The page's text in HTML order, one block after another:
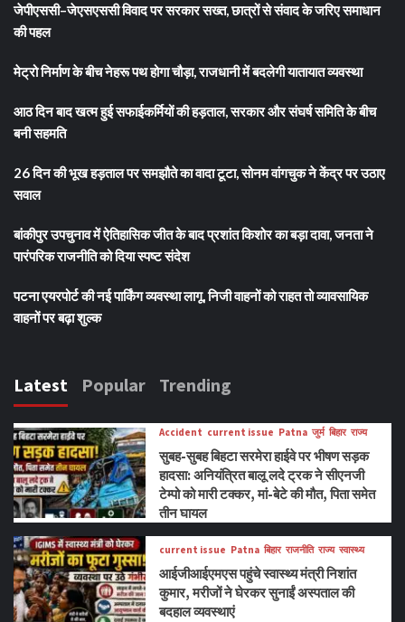
जेपीएससी–जेएसएससी विवाद पर सरकार सख्त, छात्रों से संवाद के जरिए समाधान
की पहल
मेट्रो निर्माण के बीच नेहरू पथ होगा चौड़ा, राजधानी में बदलेगी यातायात व्यवस्था
आठ दिन बाद खत्म हुई सफाईकर्मियों की हड़ताल, सरकार और संघर्ष समिति के बीच
बनी सहमति
26 दिन की भूख हड़ताल पर समझौते का वादा टूटा, सोनम वांगचुक ने केंद्र पर उठाए
सवाल
बांकीपुर उपचुनाव में ऐतिहासिक जीत के बाद प्रशांत किशोर का बड़ा दावा, जनता ने
पारंपरिक राजनीति को दिया स्पष्ट संदेश
पटना एयरपोर्ट की नई पार्किंग व्यवस्था लागू, निजी वाहनों को राहत तो व्यावसायिक
वाहनों पर बढ़ा शुल्क
Latest Popular Trending
Accident current issue Patna जुर्म बिहार राज्य
सुबह-सुबह बिहटा सरमेरा हाईवे पर भीषण सड़क
हादसा: अनियंत्रित बालू लदे ट्रक ने सीएनजी
टेम्पो को मारी टक्कर, मां-बेटे की मौत, पिता समेत
तीन घायल
current issue Patna बिहार राजनीति राज्य स्वास्थ्य
आईजीआईएमएस पहुंचे स्वास्थ्य मंत्री निशांत
कुमार, मरीजों ने घेरकर सुनाईं अस्पताल की
बदहाल व्यवस्थाएं